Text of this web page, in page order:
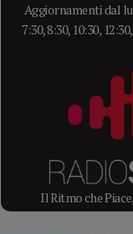
Aggiornamenti dal
7:30, 8:30, 10:30,
Il Ritmo che